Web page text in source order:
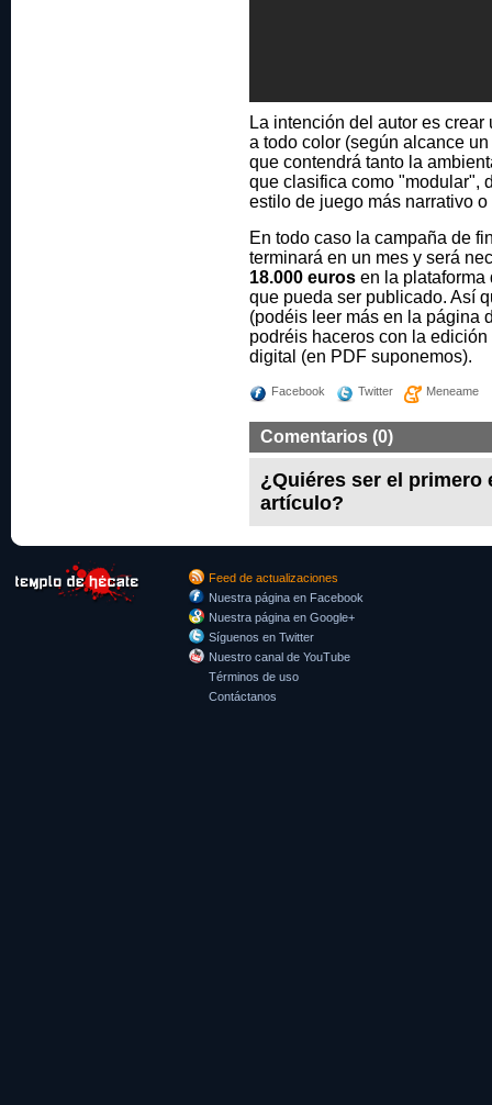
La intención del autor es
a todo color (según alcance
que contendrá tanto la
que clasifica como "modular",
estilo de juego más narrativo
En todo caso la campaña de
terminará en un mes y será
18.000 euros en la
que pueda ser publicado. Así
(podéis leer más en la página
podréis haceros con la
digital (en PDF suponemos).
Facebook Twitter Meneame
Comentarios (0)
¿Quiéres ser el primero
artículo?
Feed de actualizaciones
Nuestra página en Facebook
Nuestra página en Google+
Síguenos en Twitter
Nuestro canal de YouTube
Términos de uso
Contáctanos